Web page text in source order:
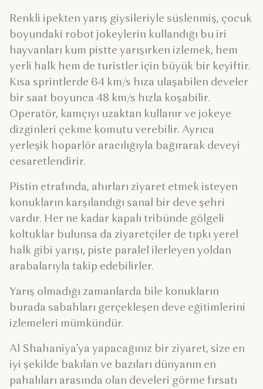
Renkli ipekten yarış giysileriyle süslenmiş, çocuk
boyundaki robot jokeylerin kullandığı bu iri
hayvanları kum pistte yarışırken izlemek, hem
yerli halk hem de turistler için büyük bir keyiftir.
Kısa sprintlerde 64 km/s hıza ulaşabilen develer
bir saat boyunca 48 km/s hızla koşabilir.
Operatör, kamçıyı uzaktan kullanır ve jokeye
dizginleri çekme komutu verebilir. Ayrıca
yerleşik hoparlör aracılığıyla bağırarak deveyi
cesaretlendirir.
Pistin etrafında, ahırları ziyaret etmek isteyen
konukların karşılandığı sanal bir deve şehri
vardır. Her ne kadar kapalı tribünde gölgeli
koltuklar bulunsa da ziyaretçiler de tıpkı yerel
halk gibi yarışı, piste paralel ilerleyen yoldan
arabalarıyla takip edebilirler.
Yarış olmadığı zamanlarda bile konukların
burada sabahları gerçekleşen deve eğitimlerini
izlemeleri mümkündür.
Al Shahaniya’ya yapacağınız bir ziyaret, size en
iyi şekilde bakılan ve bazıları dünyanın en
pahalıları arasında olan develeri görme fırsatı